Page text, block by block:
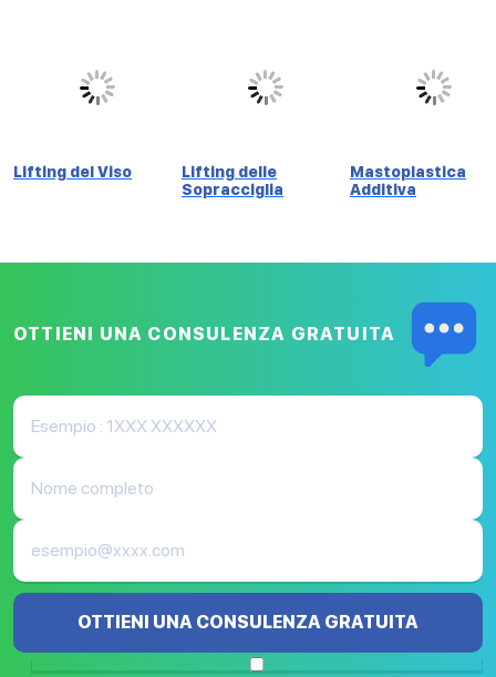
Lifting del Viso
Lifting delle
Sopracciglia
Mastoplastica
Additiva
OTTIENI UNA CONSULENZA GRATUITA
OTTIENI UNA CONSULENZA GRATUITA